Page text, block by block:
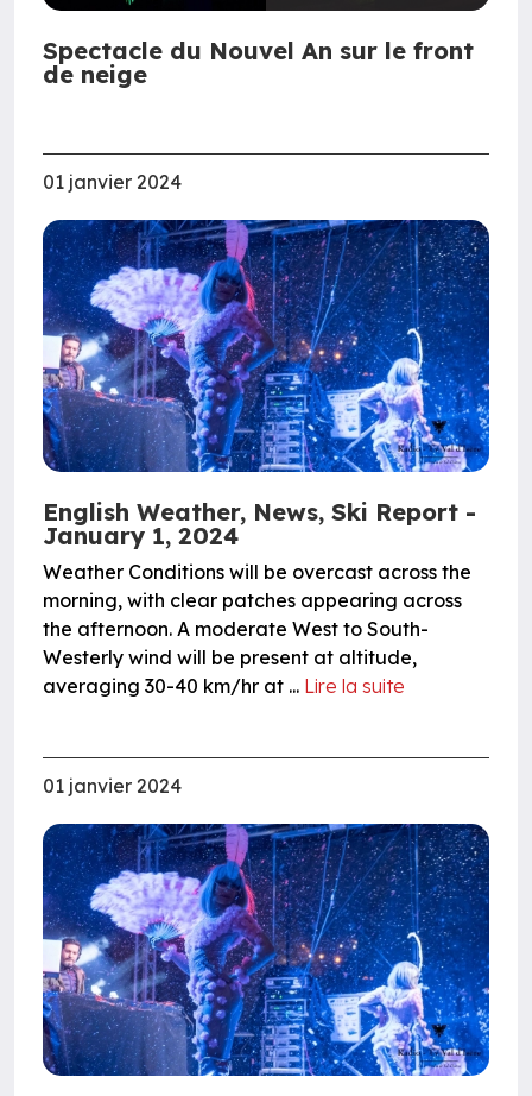
Spectacle du Nouvel An sur le front
de neige
01 janvier 2024
English Weather, News, Ski Report -
January 1, 2024
Weather Conditions will be overcast across the
morning, with clear patches appearing across
the afternoon. A moderate West to South-
Westerly wind will be present at altitude,
averaging 30-40 km/hr at ... Lire la suite
01 janvier 2024